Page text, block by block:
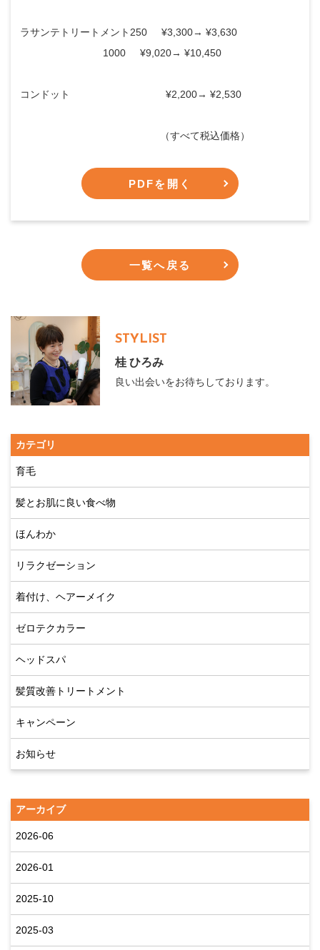
ラサンテトリートメント250 ¥3,300→ ¥3,630
1000 ¥9,020→ ¥10,450
コンドット ¥2,200→ ¥2,530
（すべて税込価格）
PDFを開く
一覧へ戻る
STYLIST
桂 ひろみ
良い出会いをお待ちしております。
カテゴリ
育毛
髪とお肌に良い食べ物
ほんわか
リラクゼーション
着付け、ヘアーメイク
ゼロテクカラー
ヘッドスパ
髪質改善トリートメント
キャンペーン
お知らせ
アーカイブ
2026-06
2026-01
2025-10
2025-03